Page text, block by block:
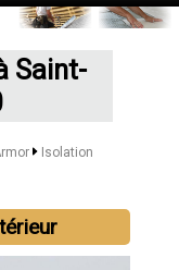
Saint-
Isolation